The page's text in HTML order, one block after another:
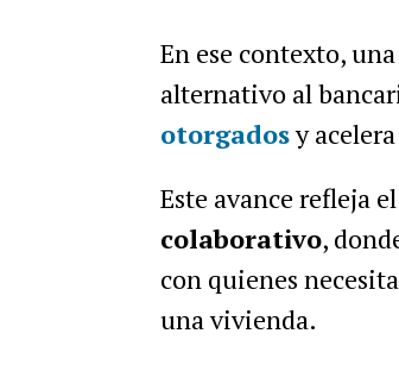
En ese contexto, una
alternativo al
otorgadosy
Este avance refleja
colaborativo,
con quienes
una vivienda.